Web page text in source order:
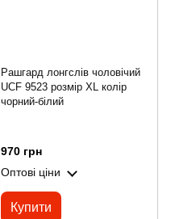
Рашгард лонгслів чоловічий
UCF 9523 розмір XL колір
чорний-білий
970 грн
Оптові ціни
Купити